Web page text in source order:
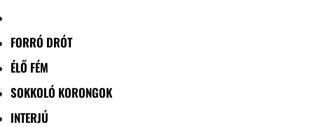
FORRÓ DRÓT
ÉLŐ FÉM
SOKKOLÓ KORONGOK
INTERJÚ